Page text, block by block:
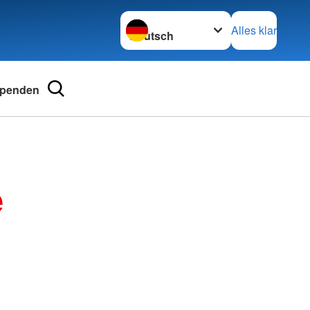
Sprache wechseln zu
Alles klar